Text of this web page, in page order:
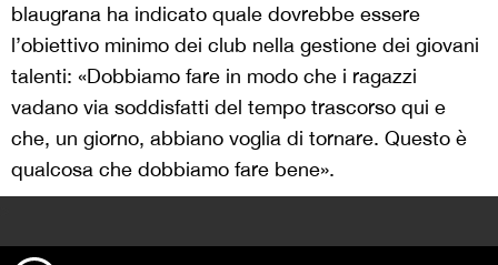
blaugrana ha indicato quale dovrebbe essere
l’obiettivo minimo dei club nella gestione dei giovani
talenti: «Dobbiamo fare in modo che i ragazzi
vadano via soddisfatti del tempo trascorso qui e
che, un giorno, abbiano voglia di tornare. Questo è
qualcosa che dobbiamo fare bene».